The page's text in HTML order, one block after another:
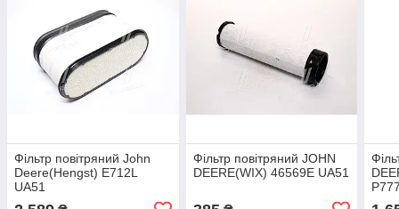
Фільтр повітряний John
Deere(Hengst) E712L
UA51
Фільтр повітряний JOHN
DEERE(WIX) 46569E UA51